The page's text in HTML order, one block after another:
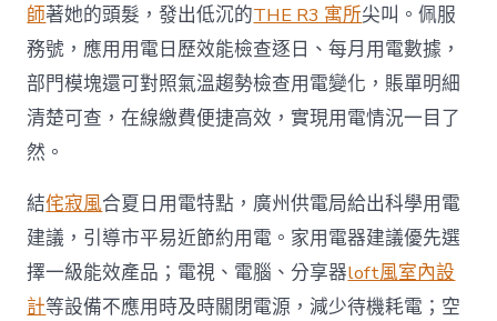
師著她的頭髮，發出低沉的THE R3 寓所尖叫。佩服
務號，應用用電日歷效能檢查逐日、每月用電數據，
部門模塊還可對照氣溫趨勢檢查用電變化，賬單明細
清楚可查，在線繳費便捷高效，實現用電情況一目了
然。
結侘寂風合夏日用電特點，廣州供電局給出科學用電
建議，引導市平易近節約用電。家用電器建議優先選
擇一級能效產品；電視、電腦、分享器loft風室內設
計等設備不應用時及時關閉電源，減少待機耗電；空